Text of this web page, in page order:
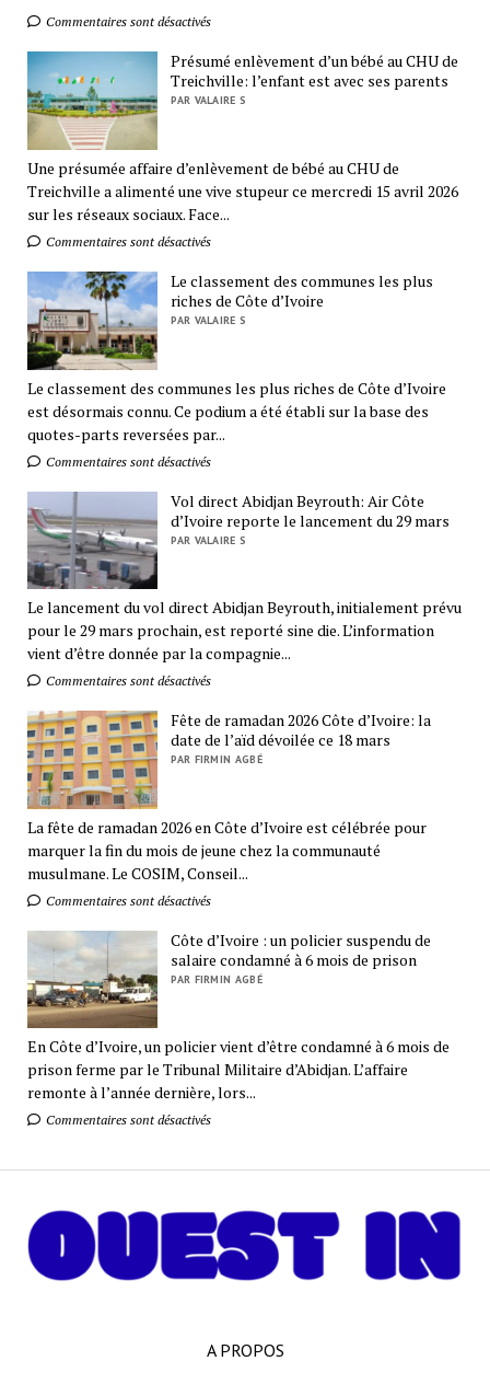
Commentaires sont désactivés
Présumé enlèvement d’un bébé au CHU de
Treichville: l’enfant est avec ses parents
PAR VALAIRE S
Une présumée affaire d’enlèvement de bébé au CHU de
Treichville a alimenté une vive stupeur ce mercredi 15 avril 2026
sur les réseaux sociaux. Face...
Commentaires sont désactivés
Le classement des communes les plus
riches de Côte d’Ivoire
PAR VALAIRE S
Le classement des communes les plus riches de Côte d’Ivoire
est désormais connu. Ce podium a été établi sur la base des
quotes-parts reversées par...
Commentaires sont désactivés
Vol direct Abidjan Beyrouth: Air Côte
d’Ivoire reporte le lancement du 29 mars
PAR VALAIRE S
Le lancement du vol direct Abidjan Beyrouth, initialement prévu
pour le 29 mars prochain, est reporté sine die. L’information
vient d’être donnée par la compagnie...
Commentaires sont désactivés
Fête de ramadan 2026 Côte d’Ivoire: la
date de l’aïd dévoilée ce 18 mars
PAR FIRMIN AGBÉ
La fête de ramadan 2026 en Côte d’Ivoire est célébrée pour
marquer la fin du mois de jeune chez la communauté
musulmane. Le COSIM, Conseil...
Commentaires sont désactivés
Côte d’Ivoire : un policier suspendu de
salaire condamné à 6 mois de prison
PAR FIRMIN AGBÉ
En Côte d’Ivoire, un policier vient d’être condamné à 6 mois de
prison ferme par le Tribunal Militaire d’Abidjan. L’affaire
remonte à l’année dernière, lors...
Commentaires sont désactivés
A PROPOS